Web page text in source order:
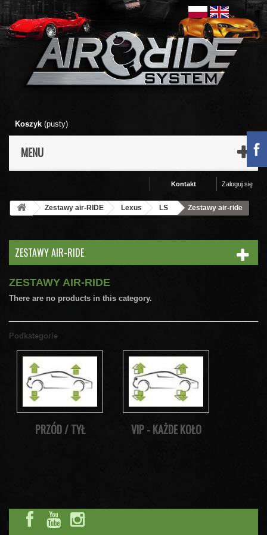
Koszyk (pusty)
MENU
Zaloguj się
Kontakt
Zestawy air-RIDE Lexus LS Zestawy air-ride
ZESTAWY AIR-RIDE
ZESTAWY AIR-RIDE
There are no products in this category.
Podkategorie
PRZÓD / TYŁ VIP - KAŻDE KOŁO